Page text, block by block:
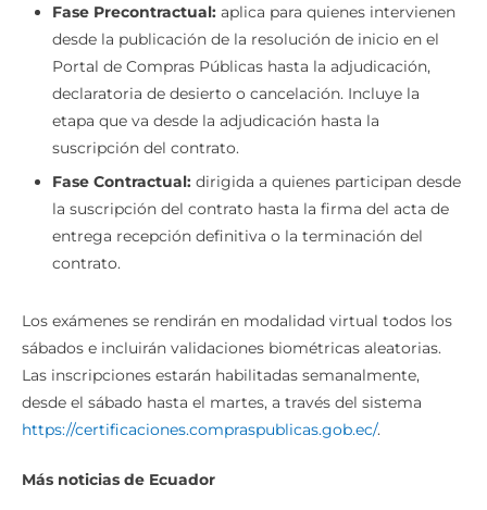
Fase Precontractual: aplica para quienes intervienen
desde la publicación de la resolución de inicio en el
Portal de Compras Públicas hasta la adjudicación,
declaratoria de desierto o cancelación. Incluye la
etapa que va desde la adjudicación hasta la
suscripción del contrato.
Fase Contractual: dirigida a quienes participan desde
la suscripción del contrato hasta la firma del acta de
entrega recepción definitiva o la terminación del
contrato.
Los exámenes se rendirán en modalidad virtual todos los
sábados e incluirán validaciones biométricas aleatorias.
Las inscripciones estarán habilitadas semanalmente,
desde el sábado hasta el martes, a través del sistema
https://certificaciones.compraspublicas.gob.ec/.
Más noticias de Ecuador